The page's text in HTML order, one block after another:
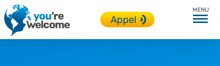
Appel
Angleterre